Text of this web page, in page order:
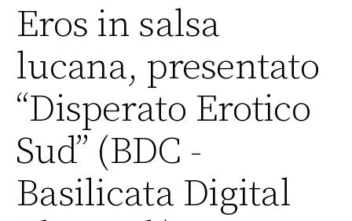
Eros in salsa
lucana, presentato
“Disperato Erotico
Sud” (BDC -
Basilicata Digital